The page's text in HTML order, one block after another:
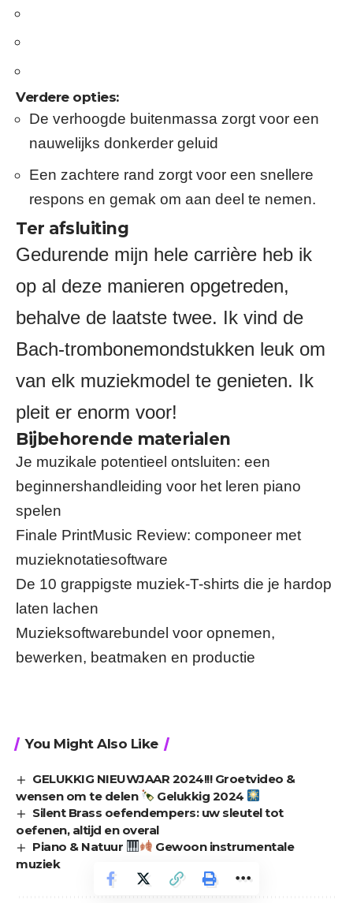
Verdere opties:
De verhoogde buitenmassa zorgt voor een
nauwelijks donkerder geluid
Een zachtere rand zorgt voor een snellere
respons en gemak om aan deel te nemen.
Ter afsluiting
Gedurende mijn hele carrière heb ik
op al deze manieren opgetreden,
behalve de laatste twee. Ik vind de
Bach-trombonemondstukken leuk om
van elk muziekmodel te genieten. Ik
pleit er enorm voor!
Bijbehorende materialen
Je muzikale potentieel ontsluiten: een
beginnershandleiding voor het leren piano
spelen
Finale PrintMusic Review: componeer met
muzieknotatiesoftware
De 10 grappigste muziek-T-shirts die je hardop
laten lachen
Muzieksoftwarebundel voor opnemen,
bewerken, beatmaken en productie
You Might Also Like
GELUKKIG NIEUWJAAR 2024!!! Groetvideo &
wensen om te delen
Gelukkig 2024
Silent Brass oefendempers: uw sleutel tot
oefenen, altijd en overal
Piano & Natuur
Gewoon instrumentale
muziek